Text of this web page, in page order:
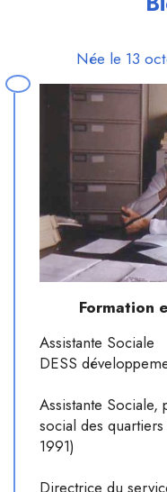
Née le 13
Formation
Assistante Sociale
DESS
Assistante
social des
1991)